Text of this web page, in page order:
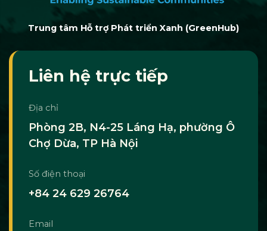
Trung tâm Hỗ trợ Phát triển Xanh (GreenHub)
Liên hệ trực tiếp
Địa chỉ
Phòng 2B, N4-25 Láng Hạ, phường Ô
Chợ Dừa, TP Hà Nội
Số điện thoại
+84 24 629 26764
Email